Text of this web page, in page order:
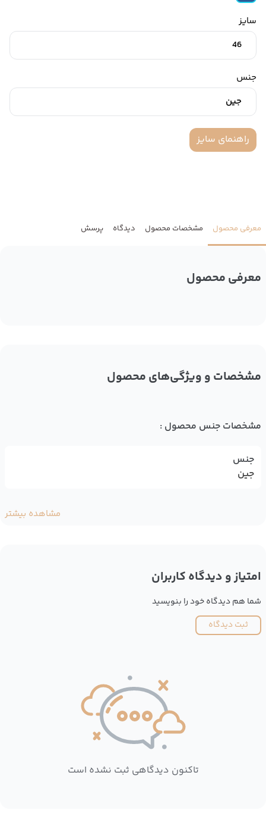
سایز
46
جنس
جین
راهنمای سایز
معرفی محصول مشخصات محصول دیدگاه پرسش
معرفی محصول
مشخصات و ویژگی‌های محصول
مشخصات جنس محصول :
جنس
جین
مشاهده بیشتر
امتیاز و دیدگاه کاربران
شما هم دیدگاه خود را بنویسید
ثبت دیدگاه
تاکنون دیدگاهی ثبت نشده است